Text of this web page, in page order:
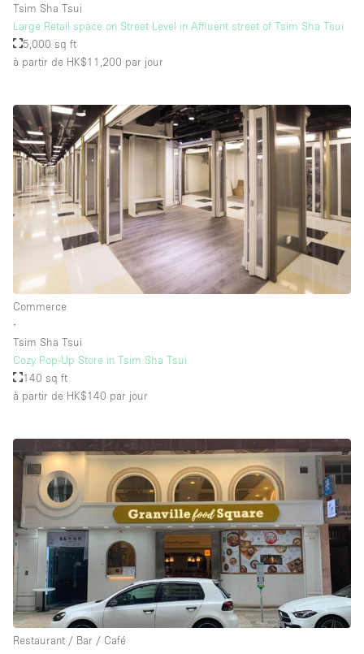
Tsim Sha Tsui
Large Retail space on Street Level in Affluent street of Tsim Sha Tsui
5,000 sq ft
à partir de HK$11,200 par jour
Commerce
∙
Tsim Sha Tsui
Cozy Pop-Up Store in Tsim Sha Tsui
140 sq ft
à partir de HK$140 par jour
Restaurant / Bar / Café